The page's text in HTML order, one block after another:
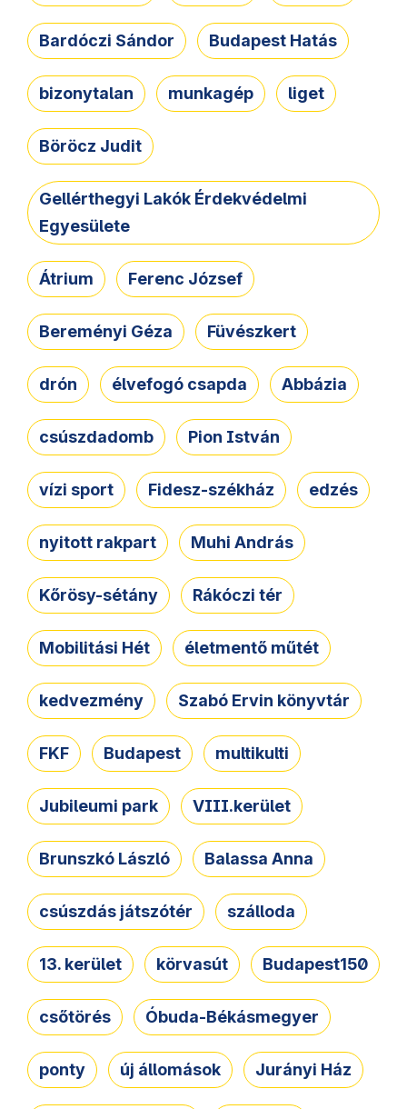
Bardóczi Sándor Budapest Hatás
bizonytalan munkagép liget
Böröcz Judit
Gellérthegyi Lakók Érdekvédelmi
Egyesülete
Átrium Ferenc József
Bereményi Géza Füvészkert
drón élvefogó csapda Abbázia
csúszdadomb Pion István
vízi sport Fidesz-székház edzés
nyitott rakpart Muhi András
Kőrösy-sétány Rákóczi tér
Mobilitási Hét életmentő műtét
kedvezmény Szabó Ervin könyvtár
FKF Budapest multikulti
Jubileumi park VIII.kerület
Brunszkó László Balassa Anna
csúszdás játszótér szálloda
13. kerület körvasút Budapest150
csőtörés Óbuda-Békásmegyer
ponty új állomások Jurányi Ház